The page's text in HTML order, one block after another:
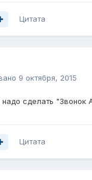
Цитата
9 октября, 2015
сделать "Звонок
Цитата